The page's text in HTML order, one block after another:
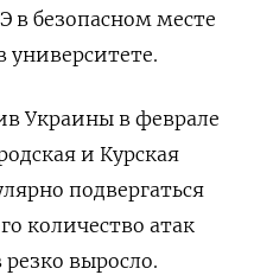
в безопасном месте
Украины в феврале
и Курская
подвергаться
количество атак
выросло.